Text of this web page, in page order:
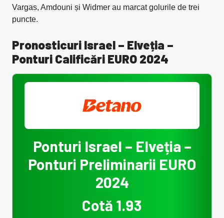
Vargas, Amdouni și Widmer au marcat golurile de trei
puncte.
Pronosticuri Israel – Elveția –
Ponturi Calificări EURO 2024
Ponturi Israel – Elveția –
Ponturi Preliminarii EURO
2024
Cotă 1.93